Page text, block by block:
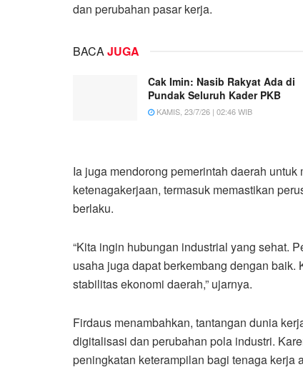
dan perubahan pasar kerja.
BACAJUGA
Cak Imin: Nasib Rakyat Ada di
Pundak Seluruh Kader PKB
KAMIS, 23/7/26 | 02:46 WIB
Ia juga mendorong pemerintah daerah
ketenagakerjaan, termasuk memastikan
berlaku.
“Kita ingin hubungan industrial yang sehat.
usaha juga dapat berkembang dengan
stabilitas ekonomi daerah,” ujarnya.
Firdaus menambahkan, tantangan dunia
digitalisasi dan perubahan pola industri.
peningkatan keterampilan bagi tenaga kerja